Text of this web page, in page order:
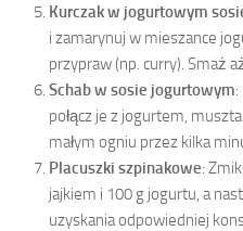
Kurczak w jogurtowym
i zamarynuj w mieszance
przypraw (np. curry). Smaż
Schab w sosie jogurtowym
połącz je z jogurtem,
małym ogniu przez kilka
Placuszki szpinakowe:
jajkiem i 100 g jogurtu, a
uzyskania odpowiedniej